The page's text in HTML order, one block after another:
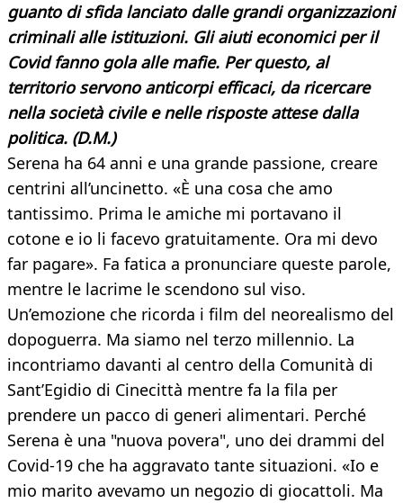
guanto di sfida lanciato dalle grandi organizzazioni
criminali alle istituzioni. Gli aiuti economici per il
Covid fanno gola alle mafie. Per questo, al
territorio servono anticorpi efficaci, da ricercare
nella società civile e nelle risposte attese dalla
politica. (D.M.)
Serena ha 64 anni e una grande passione, creare
centrini all’uncinetto. «È una cosa che amo
tantissimo. Prima le amiche mi portavano il
cotone e io li facevo gratuitamente. Ora mi devo
far pagare». Fa fatica a pronunciare queste parole,
mentre le lacrime le scendono sul viso.
Un’emozione che ricorda i film del neorealismo del
dopoguerra. Ma siamo nel terzo millennio. La
incontriamo davanti al centro della Comunità di
Sant’Egidio di Cinecittà mentre fa la fila per
prendere un pacco di generi alimentari. Perché
Serena è una "nuova povera", uno dei drammi del
Covid-19 che ha aggravato tante situazioni. «Io e
mio marito avevamo un negozio di giocattoli. Ma